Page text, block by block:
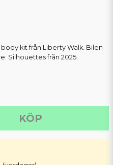
kit från Liberty Walk. Bilen
Silhouettes från 2025.
KÖP